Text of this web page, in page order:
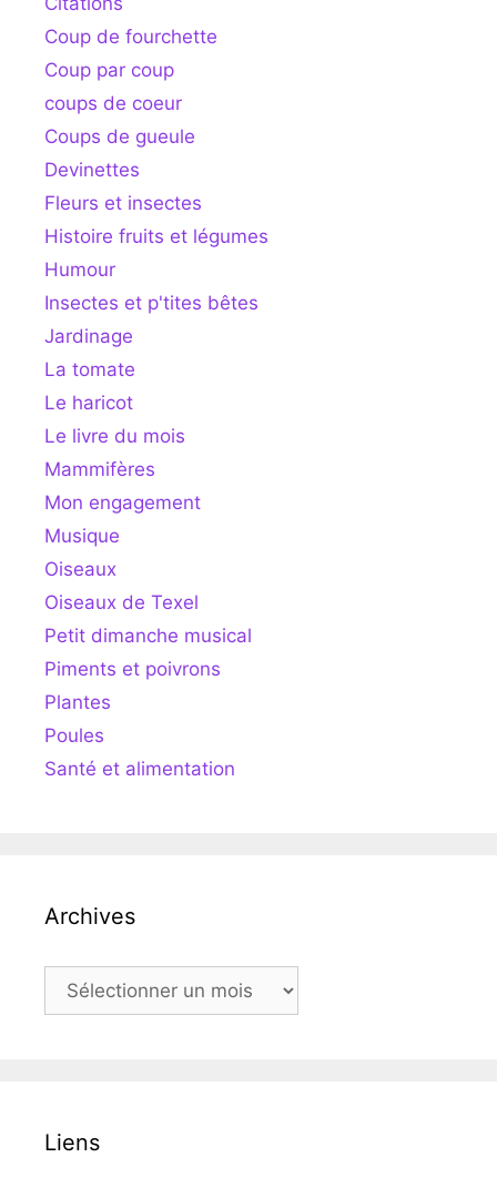
Coup de fourchette
Coup par coup
coups de coeur
Coups de gueule
Devinettes
Fleurs et insectes
Histoire fruits et légumes
Humour
Insectes et p'tites bêtes
Jardinage
La tomate
Le haricot
Le livre du mois
Mammifères
Mon engagement
Musique
Oiseaux
Oiseaux de Texel
Petit dimanche musical
Piments et poivrons
Plantes
Poules
Santé et alimentation
Archives
Archives
Liens